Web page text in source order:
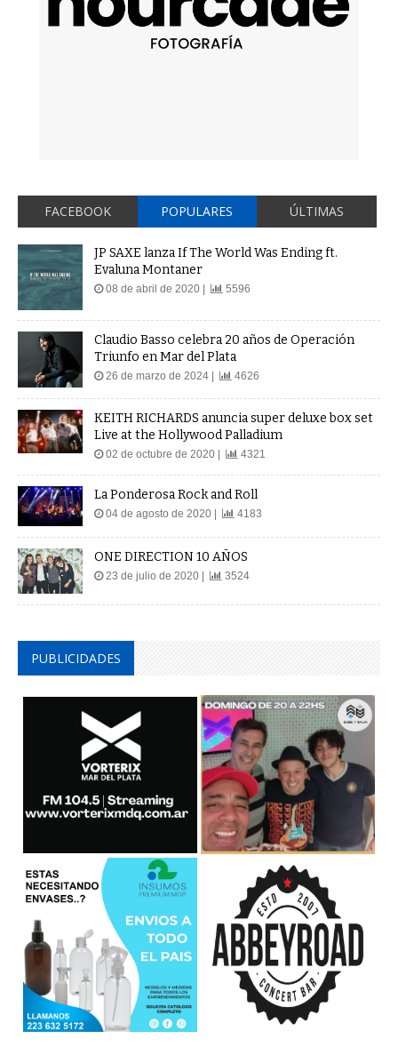
FACEBOOK POPULARES ÚLTIMAS
JP SAXE lanza If The World Was Ending ft.
Evaluna Montaner
08 de abril de 2020 | 5596
Claudio Basso celebra 20 años de Operación
Triunfo en Mar del Plata
26 de marzo de 2024 | 4626
KEITH RICHARDS anuncia super deluxe box set
Live at the Hollywood Palladium
02 de octubre de 2020 | 4321
La Ponderosa Rock and Roll
04 de agosto de 2020 | 4183
ONE DIRECTION 10 AÑOS
23 de julio de 2020 | 3524
PUBLICIDADES